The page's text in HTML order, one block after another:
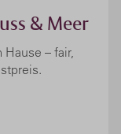
& Meer
– fair,